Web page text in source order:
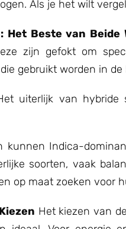
Als je het wilt
Het Beste van Beide
zijn gefokt om
gebruikt worden in de
uiterlijk van hybride
kunnen Indica-
soorten, vaak
op maat zoeken voor
Het kiezen van